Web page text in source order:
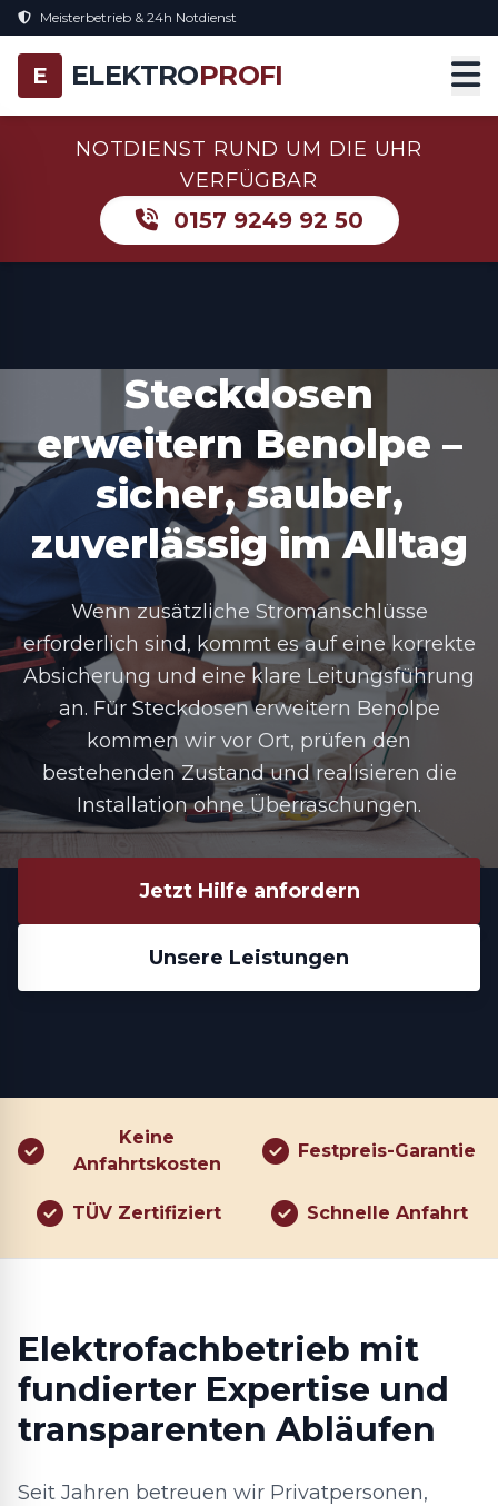
Meisterbetrieb & 24h Notdienst
E ELEKTROPROFI
NOTDIENST RUND UM DIE UHR
VERFÜGBAR
0157 9249 92 50
Steckdosen
erweitern Benolpe –
sicher, sauber,
zuverlässig im Alltag
Wenn zusätzliche Stromanschlüsse
erforderlich sind, kommt es auf eine korrekte
Absicherung und eine klare Leitungsführung
an. Für Steckdosen erweitern Benolpe
kommen wir vor Ort, prüfen den
bestehenden Zustand und realisieren die
Installation ohne Überraschungen.
Jetzt Hilfe anfordern
Unsere Leistungen
Keine
Anfahrtskosten
Festpreis-Garantie
TÜV Zertifiziert Schnelle Anfahrt
Elektrofachbetrieb mit
fundierter Expertise und
transparenten Abläufen
Seit Jahren betreuen wir Privatpersonen,